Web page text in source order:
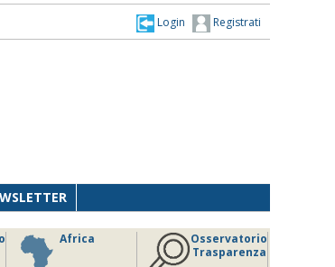
Registrati
Login
Africa
Osservatorio
Trasparenza